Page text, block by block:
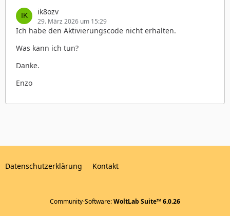
ik8ozv
29. März 2026 um 15:29
Ich habe den Aktivierungscode nicht erhalten.
Was kann ich tun?
Danke.
Enzo
Datenschutzerklärung Kontakt
Community-Software:WoltLab Suite™ 6.0.26